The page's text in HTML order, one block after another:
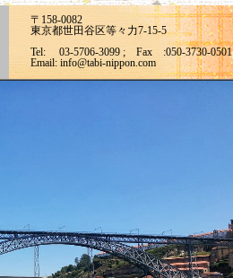
〒158-0082
東京都世田谷区等々力7-15-5
Tel: 03-5706-3099 ; Fax :050-3730-0501
Email: info@tabi-nippon.com